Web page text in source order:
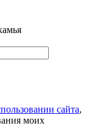
сайта,
моих